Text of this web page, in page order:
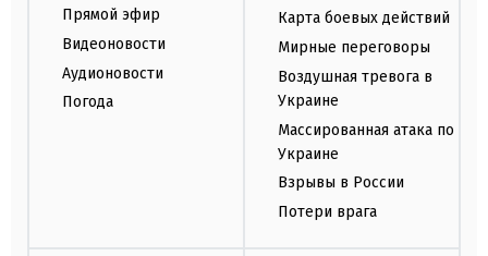
Прямой эфир
Видеоновости
Аудионовости
Погода
Карта боевых действий
Мирные переговоры
Воздушная тревога в
Украине
Массированная атака по
Украине
Взрывы в России
Потери врага